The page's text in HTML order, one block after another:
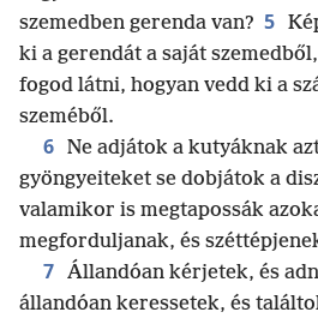
szemedben gerenda van? 5
ki a gerendát a saját
fogod látni, hogyan vedd ki a
szeméből.
6 Ne adjátok a kutyáknak
gyöngyeiteket se dobjátok a
valamikor is megtapossák
megforduljanak, és
7 Állandóan kérjetek, és
állandóan keressetek, és